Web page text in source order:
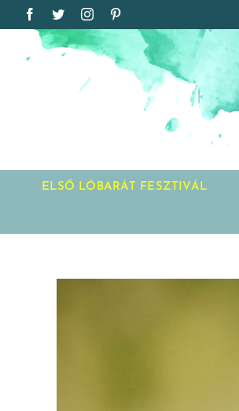
KihagyásFacebook
TwitterInstagram
ELSŐ LÓBARÁT FESZTIVÁL